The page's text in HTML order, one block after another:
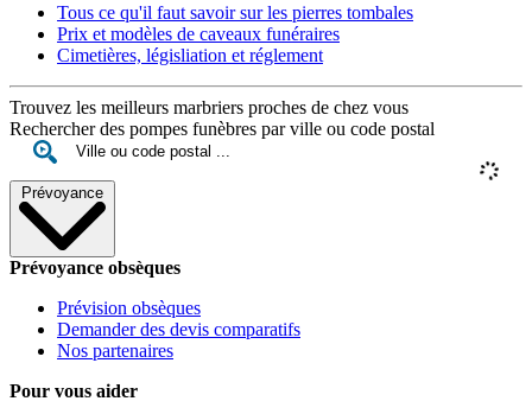
Tous ce qu'il faut savoir sur les pierres tombales
Prix et modèles de caveaux funéraires
Cimetières, législiation et réglement
Trouvez les meilleurs marbriers proches de chez vous
Rechercher des pompes funèbres par ville ou code postal
Prévoyance
Prévoyance obsèques
Prévision obsèques
Demander des devis comparatifs
Nos partenaires
Pour vous aider